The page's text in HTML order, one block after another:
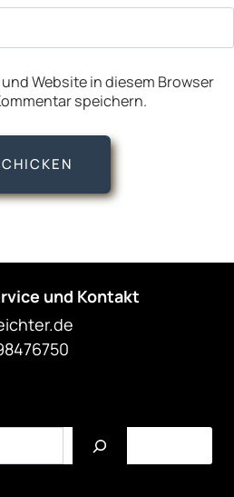
Website in diesem Browser
speichern.
und Kontakt
Suchen